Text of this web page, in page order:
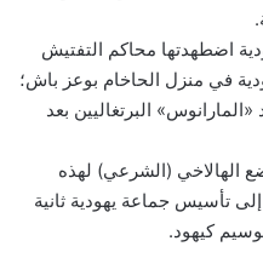
اضطهدتها محاكم التفتيش
في منزل الحاخام بوعز باش؛
البرتغاليين بعد
الهالاخي (الشرعي) لهذه
تأسيس جماعة يهودية ثانية
كيهود.